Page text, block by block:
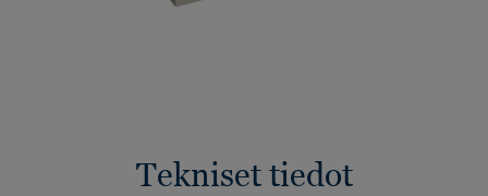
Tekniset tiedot